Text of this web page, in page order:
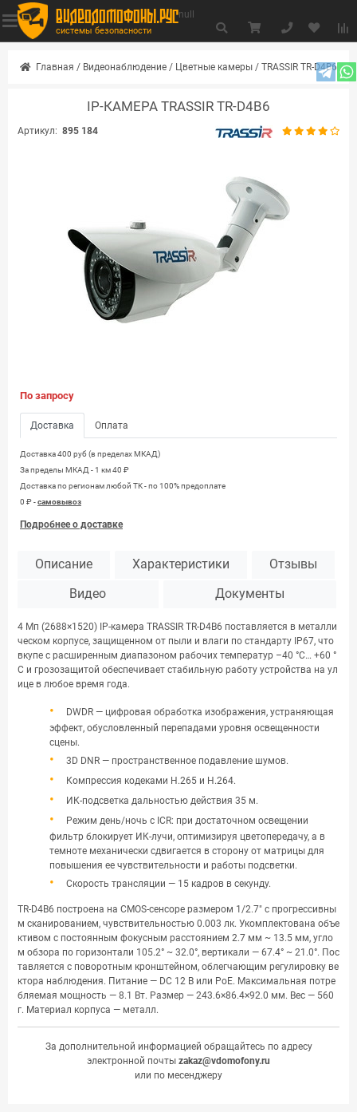
видеодомофоны.рус
системы безопасности
null
Главная / Видеонаблюдение / Цветные камеры / TRASSIR TR-D4B6
IP-КАМЕРА TRASSIR TR-D4B6
Артикул: 895 184
По запросу
Доставка Оплата
Доставка 400 руб (в пределах МКАД)
За пределы МКАД - 1 км 40 ₽
Доставка по регионам любой TK - по 100% предоплате
0 ₽ -самовывоз
Подробнее о доставке
Описание Характеристики Отзывы
Видео Документы
4 Мп (2688×1520) IP-камера TRASSIR TR-D4B6 поставляется в металли
ческом корпусе, защищенном от пыли и влаги по стандарту IP67, что
вкупе с расширенным диапазоном рабочих температур –40 °C… +60 °
C и грозозащитой обеспечивает стабильную работу устройства на ул
ице в любое время года.
DWDR — цифровая обработка изображения, устраняющая
эффект, обусловленный перепадами уровня освещенности
сцены.
3D DNR — пространственное подавление шумов.
Компрессия кодеками H.265 и H.264.
ИК-подсветка дальностью действия 35 м.
Режим день/ночь с ICR: при достаточном освещении
фильтр блокирует ИК-лучи, оптимизируя цветопередачу, а в
темноте механически сдвигается в сторону от матрицы для
повышения ее чувствительности и работы подсветки.
Скорость трансляции — 15 кадров в секунду.
TR-D4B6 построена на CMOS-сенсоре размером 1/2.7" с прогрессивны
м сканированием, чувствительностью 0.003 лк. Укомплектована объе
ктивом с постоянным фокусным расстоянием 2.7 мм ~ 13.5 мм, угло
м обзора по горизонтали 105.2° ~ 32.0°, вертикали — 67.4° ~ 21.0°. Пос
тавляется с поворотным кронштейном, облегчающим регулировку ве
ктора наблюдения. Питание — DC 12 В или PoE. Максимальная потре
бляемая мощность — 8.1 Вт. Размер — 243.6×86.4×92.0 мм. Вес — 560
г. Материал корпуса — металл.
За дополнительной информацией обращайтесь по адресу
электронной почты zakaz@vdomofony.ru
или по месенджеру